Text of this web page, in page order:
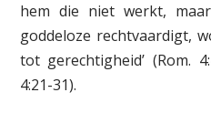
hem die niet werkt,
goddeloze rechtvaardigt,
tot gerechtigheid’ (Rom.
4:21-31).